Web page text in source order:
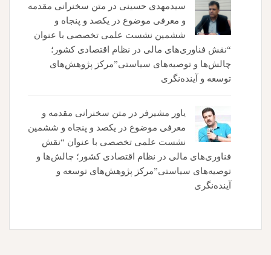
سیدمهدی حسینی در متن سخنرانی مقدمه
و معرفی موضوع در یکصد و پنجاه و
ششمین نشست علمی تخصصی با عنوان
“نقش فناوری‌های مالی در نظام اقتصادی کشور؛
چالش‌ها و توصیه‌های سیاستی”مرکز پژوهش‌های
توسعه و آینده‌نگری
یاور مشیرفر در متن سخنرانی مقدمه و
معرفی موضوع در یکصد و پنجاه و ششمین
نشست علمی تخصصی با عنوان “نقش
فناوری‌های مالی در نظام اقتصادی کشور؛ چالش‌ها و
توصیه‌های سیاستی”مرکز پژوهش‌های توسعه و
آینده‌نگری